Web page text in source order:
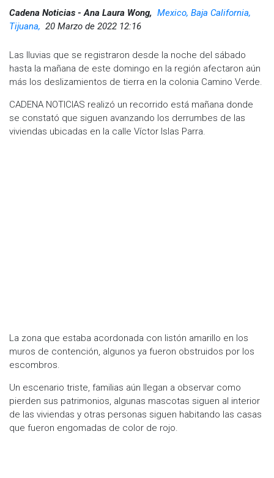
Cadena Noticias - Ana Laura Wong, Mexico, Baja California,
Tijuana, 20 Marzo de 2022 12:16
Las lluvias que se registraron desde la noche del sábado
hasta la mañana de este domingo en la región afectaron aún
más los deslizamientos de tierra en la colonia Camino Verde.
CADENA NOTICIAS realizó un recorrido está mañana donde
se constató que siguen avanzando los derrumbes de las
viviendas ubicadas en la calle Víctor Islas Parra.
La zona que estaba acordonada con listón amarillo en los
muros de contención, algunos ya fueron obstruidos por los
escombros.
Un escenario triste, familias aún llegan a observar como
pierden sus patrimonios, algunas mascotas siguen al interior
de las viviendas y otras personas siguen habitando las casas
que fueron engomadas de color de rojo.